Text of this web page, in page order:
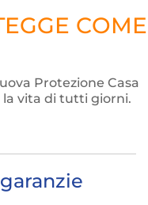
COME
Protezione Casa
vita di tutti giorni.